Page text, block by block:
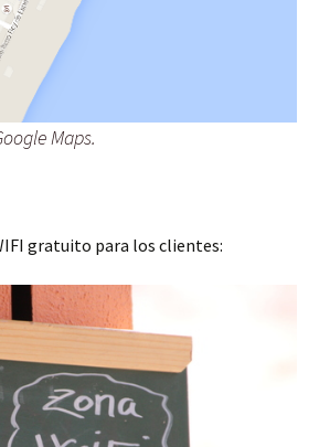
Maps.
gratuito para los clientes: